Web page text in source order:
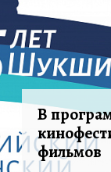
В
фильмов